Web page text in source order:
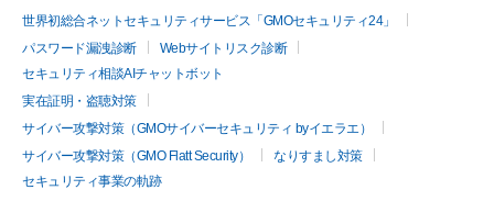
世界初総合ネットセキュリティサービス「GMOセキュリティ24」
パスワード漏洩診断
Webサイトリスク診断
セキュリティ相談AIチャットボット
実在証明・盗聴対策
サイバー攻撃対策（GMOサイバーセキュリティ byイエラエ）
サイバー攻撃対策（GMO Flatt Security）
なりすまし対策
セキュリティ事業の軌跡